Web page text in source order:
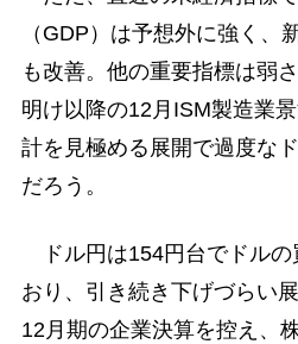
（GDP）は予想外に強く、
も改善。他の重要指標は弱
明け以降の12月ISM製造業
計を見極める展開で過度な
だろう。
ドル円は154円台でドルの
おり、引き続き下げづらい
12月期の企業決算を控え、